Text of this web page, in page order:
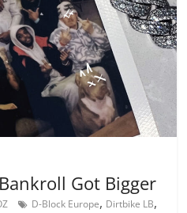
Got Bigger
D-Block Europe, Dirtbike LB,